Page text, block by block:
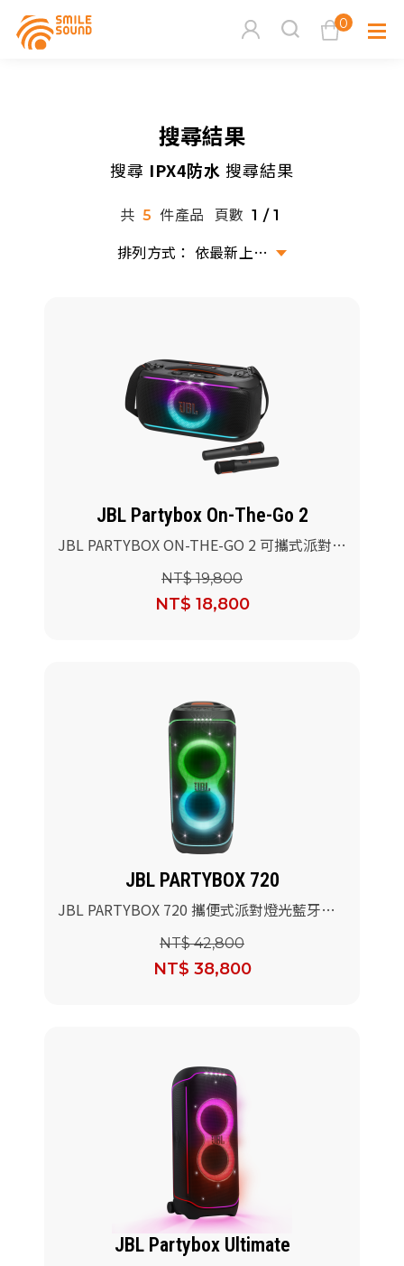
0
請選擇商品分類
搜尋
搜尋結果
搜尋 IPX4防水 搜尋結果
共 5 件產品 頁數 1 / 1
依最新上架排序
JBL Partybox On-The-Go 2
JBL PARTYBOX ON-THE-GO 2 可攜式派對
NT$ 19,800
NT$ 18,800
JBL PARTYBOX 720
JBL PARTYBOX 720 攜便式派對燈光藍牙喇
NT$ 42,800
NT$ 38,800
JBL Partybox Ultimate